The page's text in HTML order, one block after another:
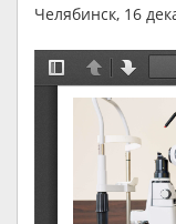
Челябинск, 16